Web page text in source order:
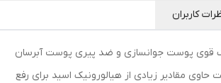
کاربران
قوی پوست جوانسازی و ضد پیری پوست آبرسان
مقادیر زیادی از هیالورونیک اسید برای رفع